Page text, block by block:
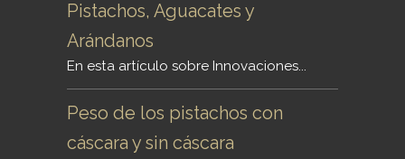
Pistachos, Aguacates y
Arándanos
En esta artículo sobre Innovaciones...
Peso de los pistachos con
cáscara y sin cáscara